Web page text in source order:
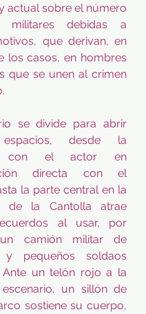
actual sobre el número
militares debidas a
que derivan, en
los casos, en hombres
que se unen al crimen
se divide para abrir
desde la
con el actor en
directa con el
la parte central en la
de la Cantolla atrae
al usar, por
camión militar de
pequeños soldaos
Ante un telón rojo a la
un sillón de
sostiene su cuerpo,